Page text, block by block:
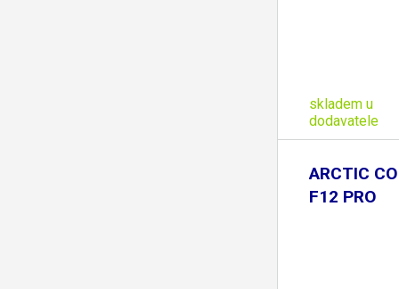
skladem u
dodavatele
ARCTIC
F12 PRO